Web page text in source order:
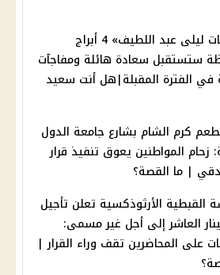
«توقعات ليلى عبد اللطيف» 4 أبراج
ستستقبل سعادة هائلة ومفاجآت
الفترة المقبلة|هل أنت سعيد
كرم الشام بشارع جامعة الدول
زحام المواطنين يعوق تنفيذ قرار
| ما القصة؟
القبطية الأرثوذكسية تعلن تأجيل
العاشر إلى أجل غير مسمى:
على المحاضرين تقف وراء القرار |